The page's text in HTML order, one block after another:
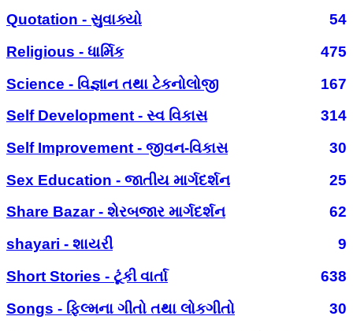
Quotation - સુવાક્યો
54
Religious - ધાર્મિક
475
Science - વિજ્ઞાન તથા ટેકનોલોજી
167
Self Development - સ્વ વિકાસ
314
Self Improvement - જીવન-વિકાસ
30
Sex Education - જાતીય માર્ગદર્શન
25
Share Bazar - શેરબજાર માર્ગદર્શન
62
shayari - શાયરી
9
Short Stories - ટૂંકી વાર્તા
638
Songs - ફિલ્મના ગીતો તથા લોકગીતો
30